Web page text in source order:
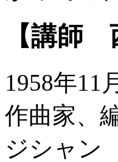
【講師
1958年11
作曲家、
ジシャン